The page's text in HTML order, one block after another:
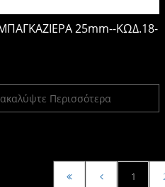
25mm--ΚΩΔ.18-
Περισσότερα
1